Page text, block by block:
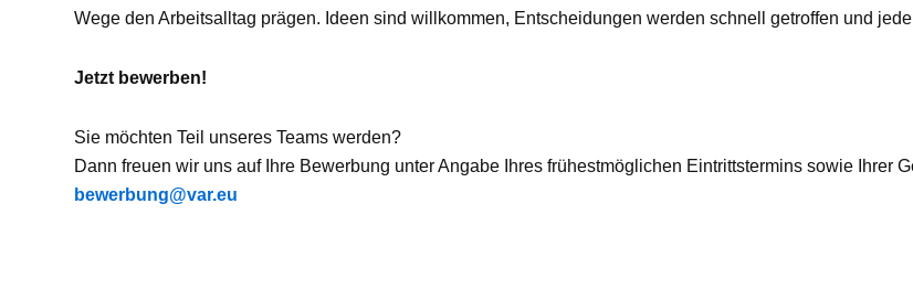
Wege den Arbeitsalltag prägen. Ideen sind willkommen, Entscheidungen werden schnell getroffen und
Jetzt bewerben!
Sie möchten Teil unseres Teams werden?
Dann freuen wir uns auf Ihre Bewerbung unter Angabe Ihres frühestmöglichen Eintrittstermins sowie Ihrer
bewerbung@var.eu